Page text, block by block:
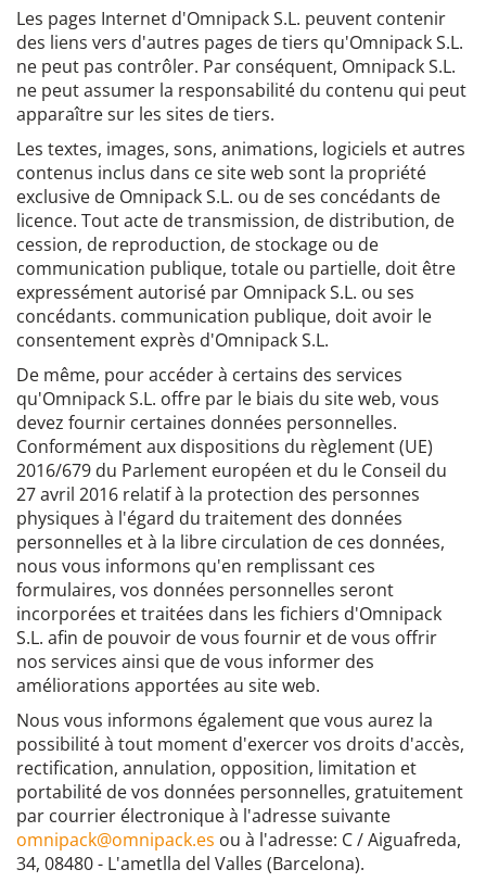
Les pages Internet d'Omnipack S.L. peuvent contenir
des liens vers d'autres pages de tiers qu'Omnipack S.L.
ne peut pas contrôler. Par conséquent, Omnipack S.L.
ne peut assumer la responsabilité du contenu qui peut
apparaître sur les sites de tiers.
Les textes, images, sons, animations, logiciels et autres
contenus inclus dans ce site web sont la propriété
exclusive de Omnipack S.L. ou de ses concédants de
licence. Tout acte de transmission, de distribution, de
cession, de reproduction, de stockage ou de
communication publique, totale ou partielle, doit être
expressément autorisé par Omnipack S.L. ou ses
concédants. communication publique, doit avoir le
consentement exprès d'Omnipack S.L.
De même, pour accéder à certains des services
qu'Omnipack S.L. offre par le biais du site web, vous
devez fournir certaines données personnelles.
Conformément aux dispositions du règlement (UE)
2016/679 du Parlement européen et du le Conseil du
27 avril 2016 relatif à la protection des personnes
physiques à l'égard du traitement des données
personnelles et à la libre circulation de ces données,
nous vous informons qu'en remplissant ces
formulaires, vos données personnelles seront
incorporées et traitées dans les fichiers d'Omnipack
S.L. afin de pouvoir de vous fournir et de vous offrir
nos services ainsi que de vous informer des
améliorations apportées au site web.
Nous vous informons également que vous aurez la
possibilité à tout moment d'exercer vos droits d'accès,
rectification, annulation, opposition, limitation et
portabilité de vos données personnelles, gratuitement
par courrier électronique à l'adresse suivante
omnipack@omnipack.es ou à l'adresse: C / Aiguafreda,
34, 08480 - L'ametlla del Valles (Barcelona).